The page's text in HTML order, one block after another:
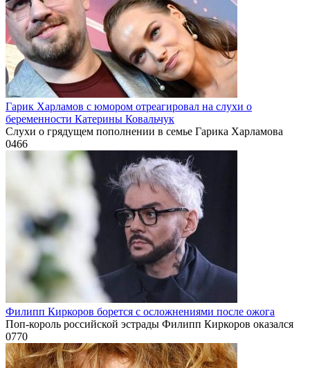
Гарик Харламов с юмором отреагировал на слухи о
беременности Катерины Ковальчук
Слухи о грядущем пополнении в семье Гарика Харламова
0466
Филипп Киркоров борется с осложнениями после ожога
Поп-король российской эстрады Филипп Киркоров оказался
0770